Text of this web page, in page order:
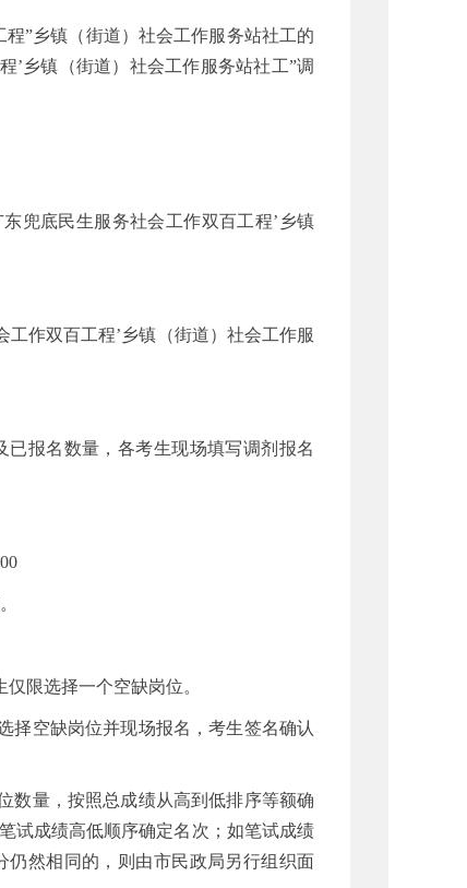
”乡镇（街道）社会工作服务站社工的
’乡镇（街道）社会工作服务站社工”调
兜底民生服务社会工作双百工程’乡镇
作双百工程’乡镇（街道）社会工作服
报名数量，各考生现场填写调剂报名
限选择一个空缺岗位。
空缺岗位并现场报名，考生签名确认
量，按照总成绩从高到低排序等额确
试成绩高低顺序确定名次；如笔试成绩
然相同的，则由市民政局另行组织面